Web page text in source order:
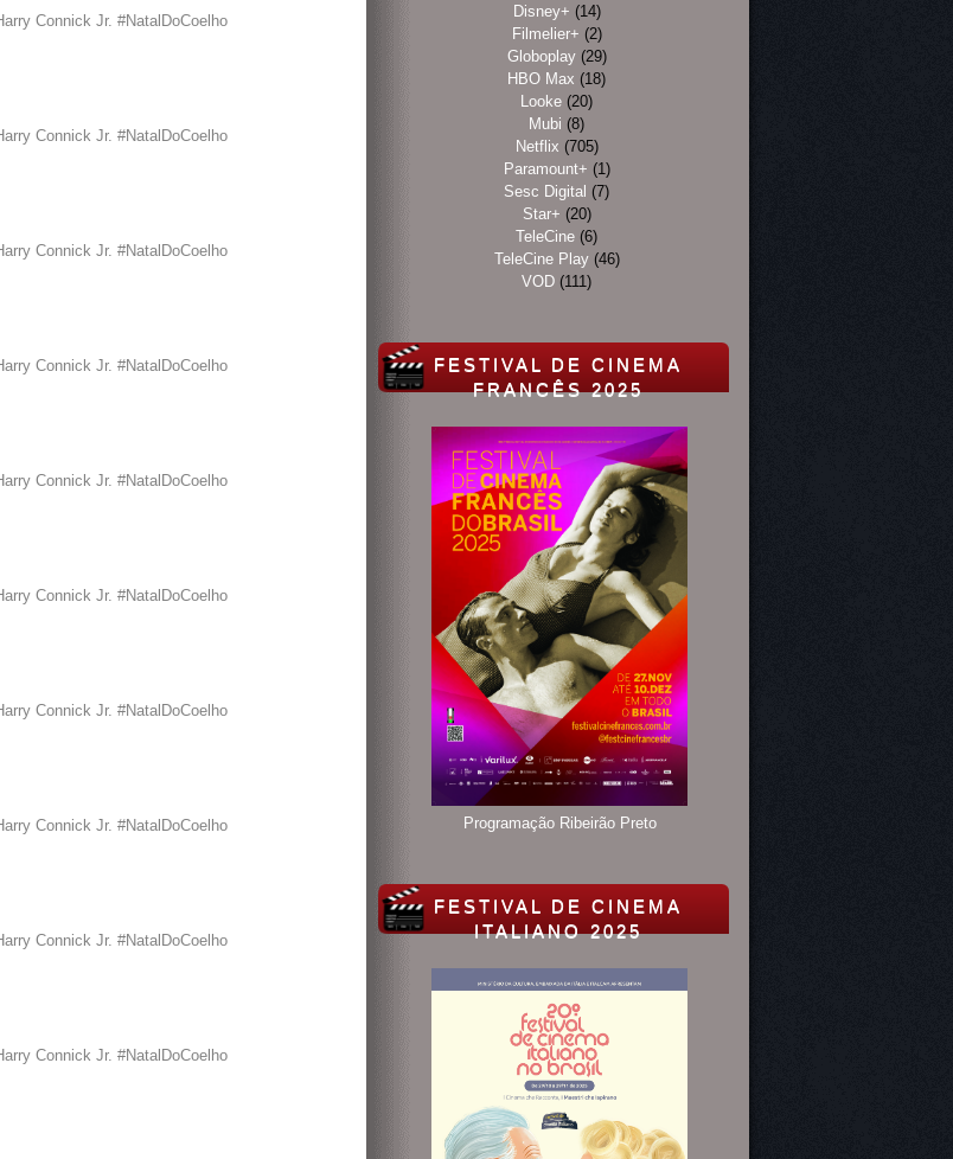
Connick Jr. #NatalDoCoelho
Connick Jr. #NatalDoCoelho
Connick Jr. #NatalDoCoelho
Connick Jr. #NatalDoCoelho
Connick Jr. #NatalDoCoelho
Connick Jr. #NatalDoCoelho
Connick Jr. #NatalDoCoelho
Connick Jr. #NatalDoCoelho
Connick Jr. #NatalDoCoelho
Connick Jr. #NatalDoCoelho
Disney+ (14)
Filmelier+ (2)
Globoplay (29)
HBO Max (18)
Looke (20)
Mubi (8)
Netflix (705)
Paramount+ (1)
Sesc Digital (7)
Star+ (20)
TeleCine (6)
TeleCine Play (46)
VOD (111)
FESTIVAL DE CINEMA
FRANCÊS 2025
Programação Ribeirão Preto
FESTIVAL DE CINEMA
ITALIANO 2025